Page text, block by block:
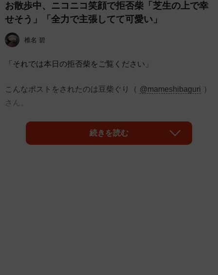
お散歩中、ニコニコ笑顔で拒否柴「芝生の上で幸
せそう」「全力で主張してて可愛い」
椎名 碧
「それでは本日の拒否柴をご覧ください」
こんなポストをされたのは豆柴ぐり（ @mameshibaguri ）
さん。
天気の良い日のお散歩中、芝生の上でまだ帰りたくないと
ばかりにゴロンと寝転んでしまった豆柴のぐりちゃんの様
続きを読む